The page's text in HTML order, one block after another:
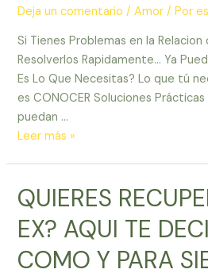
Deja un comentario /Amor / Por
Si Tienes Problemas en la Relacion
Resolverlos Rapidamente… Ya
Es Lo Que Necesitas? Lo que tú
es CONOCER Soluciones
puedan …
RESUELVE
DE
PAREJA
Y
SE
FELIZ!!!!
Leer más »
QUIERES
EX? AQUI TE
COMO Y PARA